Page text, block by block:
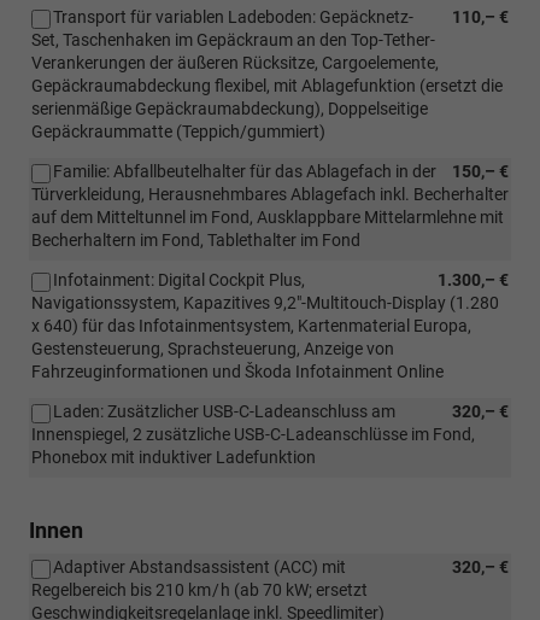
110,– €
Transport für variablen Ladeboden: Gepäcknetz-
Set, Taschenhaken im Gepäckraum an den Top-Tether-
Verankerungen der äußeren Rücksitze, Cargoelemente,
Gepäckraumabdeckung flexibel, mit Ablagefunktion (ersetzt die
serienmäßige Gepäckraumabdeckung), Doppelseitige
Gepäckraummatte (Teppich/gummiert)
150,– €
Familie: Abfallbeutelhalter für das Ablagefach in der
Türverkleidung, Herausnehmbares Ablagefach inkl. Becherhalter
auf dem Mitteltunnel im Fond, Ausklappbare Mittelarmlehne mit
Becherhaltern im Fond, Tablethalter im Fond
1.300,– €
Infotainment: Digital Cockpit Plus,
Navigationssystem, Kapazitives 9,2"-Multitouch-Display (1.280
x 640) für das Infotainmentsystem, Kartenmaterial Europa,
Gestensteuerung, Sprachsteuerung, Anzeige von
Fahrzeuginformationen und Škoda Infotainment Online
320,– €
Laden: Zusätzlicher USB-C-Ladeanschluss am
Innenspiegel, 2 zusätzliche USB-C-Ladeanschlüsse im Fond,
Phonebox mit induktiver Ladefunktion
Innen
320,– €
Adaptiver Abstandsassistent (ACC) mit
Regelbereich bis 210 km / h (ab 70 kW; ersetzt
Geschwindigkeitsregelanlage inkl. Speedlimiter)